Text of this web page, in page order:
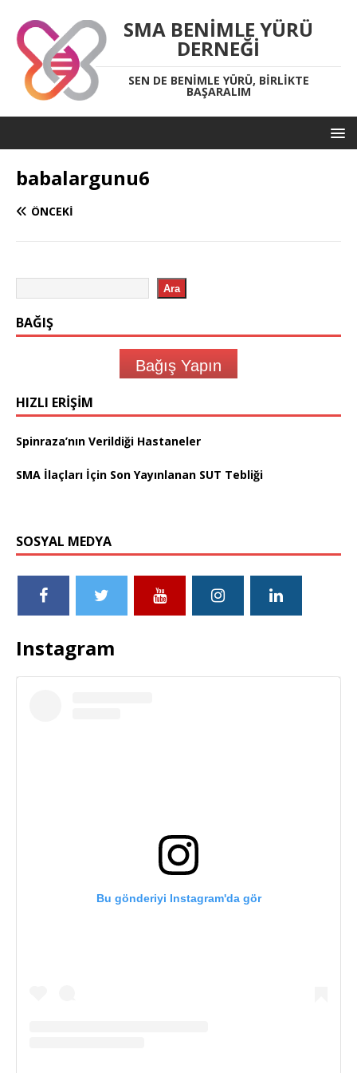
SMA BENIMLE YÜRÜ
DERNEĞI
SEN DE BENIMLE YÜRÜ, BIRLIKTE
BAŞARALIM
babalargunu6
ÖNCEKI
Ara
BAĞIŞ
Bağış Yapın
HIZLI ERIŞIM
Spinraza’nın Verildiği Hastaneler
SMA İlaçları İçin Son Yayınlanan SUT Tebliği
SOSYAL MEDYA
Instagram
Bu gönderiyi Instagram'da gör